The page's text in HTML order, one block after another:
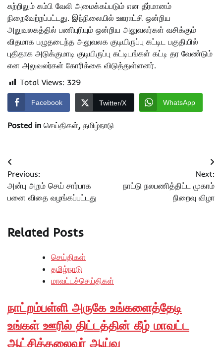
சுற்றிலும் கம்பி வேலி அமைக்கப்படும் என தீர்மானம்
நிறைவேற்றப்பட்டது. இந்நிலையில் ஊராட்சி ஒன்றிய
அலுவலகத்தில் பணிபுரியும் ஒன்றிய அலுவலர்கள் வசிக்கும்
விதமாக பழுதடைந்த அலுவலக குடியிருப்பு கட்டிட பகுதியில்
புதிதாக அடுக்குமாடி குடியிருப்பு கட்டிடங்கள் கட்டி தர வேண்டும்
என அலுவலர்கள் கோரிக்கை விடுத்துள்ளனர்.
Total Views: 329
Facebook Twitter/X WhatsApp
Posted in செய்திகள், தமிழ்நாடு
Post
navigation
Previous:
அன்பு அறம் செய் சார்பாக
பனை விதை வழங்கப்பட்டது
Next:
நாட்டு நலபணித்திட்ட முகாம்
நிறைவு விழா
Related Posts
செய்திகள்
தமிழ்நாடு
மாவட்டச்செய்திகள்
நாட்றம்பள்ளி அருகே உங்களைத்தேடி
உங்கள் ஊரில் திட்டத்தின் கீழ் மாவட்ட
ஆட்சித்தலைவர் ஆய்வு